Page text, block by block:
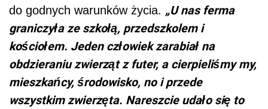
do godnych warunków życia. „U nas ferma
graniczyła ze szkołą, przedszkolem i
kościołem. Jeden człowiek zarabiał na
obdzieraniu zwierząt z futer, a cierpieliśmy my,
mieszkańcy, środowisko, no i przede
wszystkim zwierzęta. Nareszcie udało się to